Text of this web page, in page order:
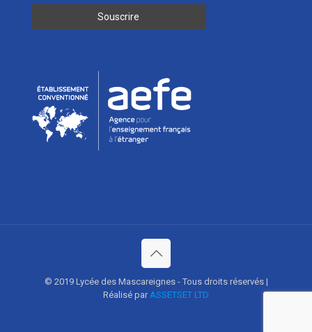
© 2019 Lycée des Mascareignes - Tous droits réservés |
Réalisé parASSETSET LTD